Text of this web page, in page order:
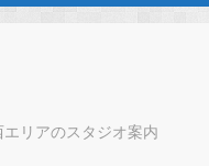
リアのスタジオ案内